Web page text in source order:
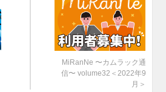
MiRanNe 〜カムラック通
信〜 volume32＜2022年9
月＞